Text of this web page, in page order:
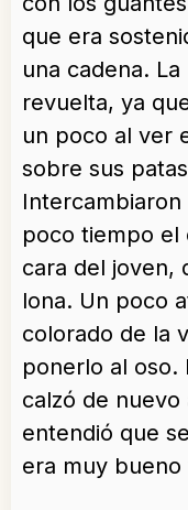
que era
una cadena.
revuelta, ya
un poco al ver
sobre sus
poco tiempo el
cara del joven,
lona. Un poco
colorado de la
ponerlo al
calzó de
entendió que
era muy